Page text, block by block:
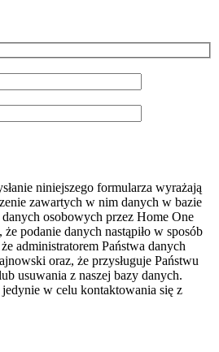
niniejszego formularza wyrażają
zawartych w nim danych w bazie
osobowych przez Home One
podanie danych nastąpiło w sposób
administratorem Państwa danych
oraz, że przysługuje Państwu
usuwania z naszej bazy danych.
w celu kontaktowania się z